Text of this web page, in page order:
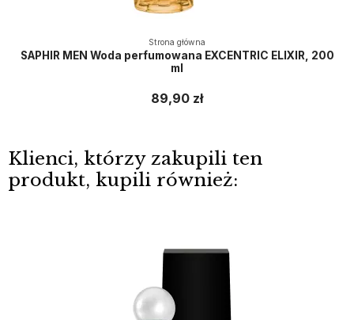
Strona główna
SAPHIR MEN Woda perfumowana EXCENTRIC ELIXIR, 200
ml
89,90 zł
Klienci, którzy zakupili ten
produkt, kupili również: